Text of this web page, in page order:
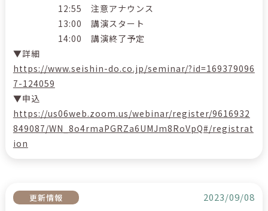
12:55 注意アナウンス
13:00 講演スタート
14:00 講演終了予定
▼詳細
https://www.seishin-do.co.jp/seminar/?id=169379096
7-124059
▼申込
https://us06web.zoom.us/webinar/register/9616932
849087/WN_8o4rmaPGRZa6UMJm8RoVpQ#/registrat
ion
更新情報 2023/09/08